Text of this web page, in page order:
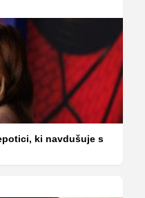
ki navdušuje s